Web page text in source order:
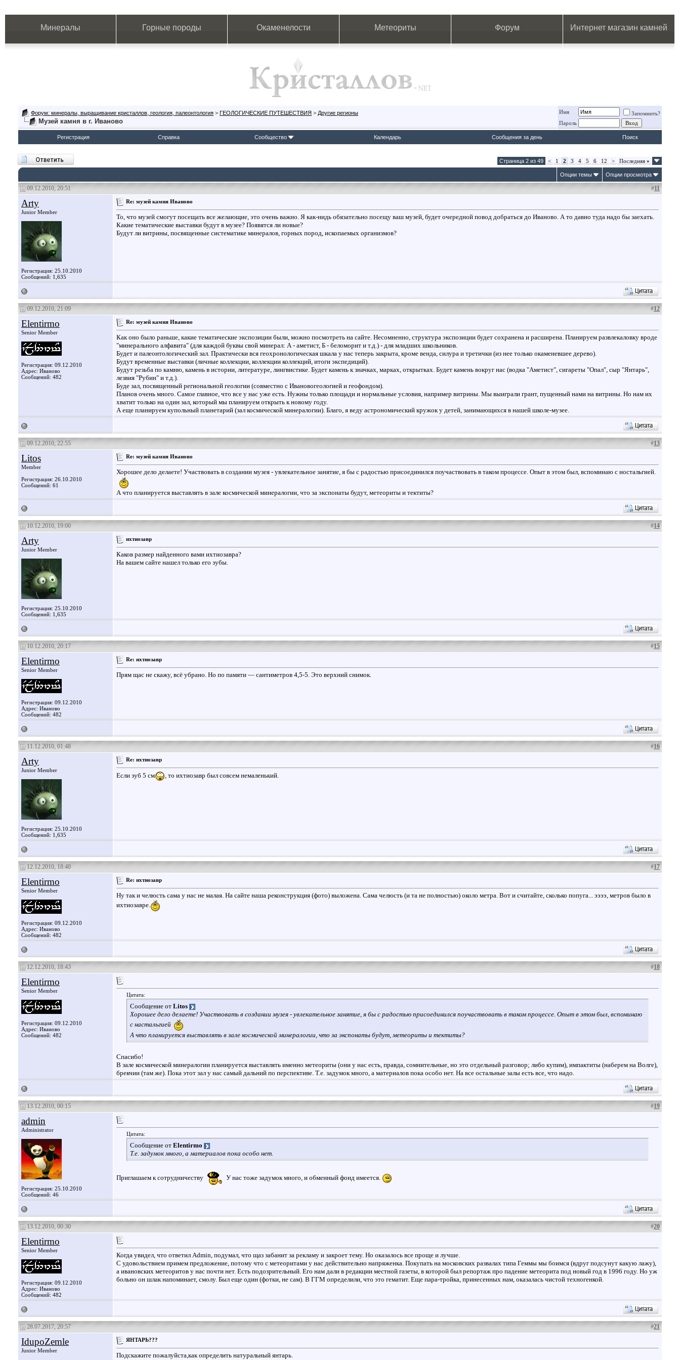
Минералы Горные породы Окаменелости Метеориты Форум Интернет магазин камней
Форум: минералы, выращивание кристаллов, геология, палеонтология > ГЕОЛОГИЧЕСКИЕ ПУТЕШЕСТВИЯ > Другие регионы
Музей камня в г. Иваново
Имя
Запомнить?
Пароль
Регистрация Справка Сообщество Календарь Сообщения за день Поиск
Страница 2 из 49 < 1 2 3 4 5 6 12 > Последняя »
Опции темы Опции просмотра
09.12.2010, 20:51 #11
Arty
Junior Member
Регистрация: 25.10.2010
Сообщений: 1,635
Re: музей камня Иваново
То, что музей смогут посещать все желающие, это очень важно. Я как-нидь обязательно посещу ваш музей, будет очередной повод добраться до Иваново. А то давно туда надо бы заехать.
Какие тематические выставки будут в музее? Появятся ли новые?
Будут ли витрины, посвященные систематике минералов, горных пород, ископаемых организмов?
09.12.2010, 21:09 #12
Elentirmo
Senior Member
Регистрация: 09.12.2010
Адрес: Иваново
Сообщений: 482
Re: музей камня Иваново
Как оно было раньше, какие тематические экспозиции были, можно посмотреть на сайте. Несомненно, структура экспозиции будет сохранена и расширена. Планируем развлекаловку вроде
"минерального алфавита" (для каждой буквы свой минерал: А - аметист, Б - беломорит и т.д.) - для младших школьников.
Будет и палеонтологический зал. Практически вся геохронологическая шкала у нас теперь закрыта, кроме венда, силура и третички (из нее только окаменевшее дерево).
Будут временные выставки (личные коллекции, коллекции коллекций, итоги экспедиций).
Будут резьба по камню, камень в истории, литературе, лингвистике. Будет камень к значках, марках, открытках. Будет камень вокруг нас (водка "Аметист", сигареты "Опал", сыр "Янтарь",
лезвия "Рубин" и т.д.).
Буде зал, посвященный региональной геологии (совместно с Ивановогеологией и геофондом).
Планов очень много. Самое главное, что все у нас уже есть. Нужны только площади и нормальные условия, например витрины. Мы выиграли грант, пущенный нами на витрины. Но нам их
хватит только на один зал, который мы планируем открыть к новому году.
А еще планируем купольный планетарий (зал космической минералогии). Благо, я веду астрономический кружок у детей, занимающихся в нашей школе-музее.
09.12.2010, 22:55 #13
Litos
Member
Регистрация: 26.10.2010
Сообщений: 61
Re: музей камня Иваново
Хорошее дело делаете! Участвовать в создании музея - увлекательное занятие, я бы с радостью присоединился поучаствовать в таком процессе. Опыт в этом был, вспоминаю с ностальгией.
А что планируется выставлять в зале космической минералогии, что за экспонаты будут, метеориты и тектиты?
10.12.2010, 19:00 #14
Arty
Junior Member
Регистрация: 25.10.2010
Сообщений: 1,635
ихтиозавр
Каков размер найденного вами ихтиозавра?
На вашем сайте нашел только его зубы.
10.12.2010, 20:17 #15
Elentirmo
Senior Member
Регистрация: 09.12.2010
Адрес: Иваново
Сообщений: 482
Re: ихтиозавр
Прям щас не скажу, всё убрано. Но по памяти — сантиметров 4,5-5. Это верхний снимок.
11.12.2010, 01:48 #16
Arty
Junior Member
Регистрация: 25.10.2010
Сообщений: 1,635
Re: ихтиозавр
Если зуб 5 см , то ихтиозавр был совсем немаленький.
12.12.2010, 18:40 #17
Elentirmo
Senior Member
Регистрация: 09.12.2010
Адрес: Иваново
Сообщений: 482
Re: ихтиозавр
Ну так и челюсть сама у нас не малая. На сайте наша реконструкция (фото) выложена. Сама челюсть (и та не полностью) около метра. Вот и считайте, сколько попуга... ээээ, метров было в
ихтиозавре.
12.12.2010, 18:43 #18
Elentirmo
Senior Member
Регистрация: 09.12.2010
Адрес: Иваново
Сообщений: 482
Цитата:
Сообщение от Litos
Хорошее дело делаете! Участвовать в создании музея - увлекательное занятие, я бы с радостью присоединился поучаствовать в таком процессе. Опыт в этом был, вспоминаю
с настальгией
А что планируется выставлять в зале космической минералогии, что за экспонаты будут, метеориты и тектиты?
Спасибо!
В зале космической минералогии планируется выставлять именно метеориты (они у нас есть, правда, сомнительные, но это отдельный разговор; либо купим), импактиты (наберем на Волге),
брекчии (там же). Пока этот зал у нас самый дальний по перспективе. Т.е. задумок много, а материалов пока особо нет. На все остальные залы есть все, что надо.
13.12.2010, 00:15 #19
admin
Administrator
Регистрация: 25.10.2010
Сообщений: 46
Цитата:
Сообщение от Elentirmo
Т.е. задумок много, а материалов пока особо нет.
Приглашаем к сотрудничеству У нас тоже задумок много, и обменный фонд имеется.
13.12.2010, 00:30 #20
Elentirmo
Senior Member
Регистрация: 09.12.2010
Адрес: Иваново
Сообщений: 482
Когда увидел, что ответил Admin, подумал, что щаз забанит за рекламу и закроет тему. Но оказалось все проще и лучше.
С удовольствием примем предложение, потому что с метеоритами у нас действительно напряженка. Покупать на московских развалах типа Геммы мы боимся (вдруг подсунут какую лажу),
а ивановских метеоритов у нас почти нет. Есть подозрительный. Его нам дали в редакции местной газеты, в которой был репортаж про падение метеорита под новый год в 1996 году. Но уж
больно он шлак напоминает, смолу. Был еще один (фотки, не сам). В ГГМ определили, что это гематит. Еще пара-тройка, принесенных нам, оказалась чистой техногенкой.
28.07.2017, 20:57 #21
IdupoZemle
Junior Member
ЯНТАРЬ???
Подскажите пожалуйста,как определить натуральный янтарь.